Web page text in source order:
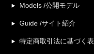
Models /公開モデル
Guide /サイト紹介
特定商取引法に基づく